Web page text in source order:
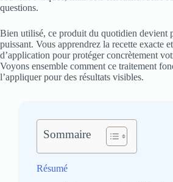
questions.
Bien utilisé, ce produit du quotidien devient
puissant. Vous apprendrez la recette exacte
d’application pour protéger concrètement
Voyons ensemble comment ce traitement
l’appliquer pour des résultats visibles.
Sommaire
Résumé